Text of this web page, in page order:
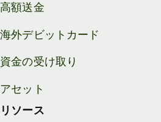
高額送金
海外デビットカード
資金の受け取り
アセット
リソース